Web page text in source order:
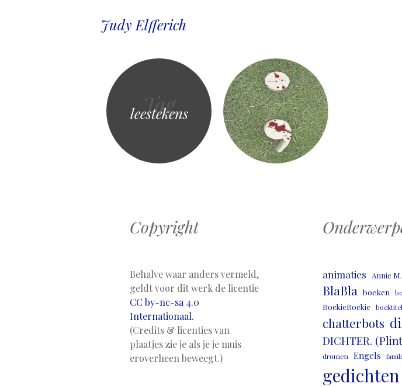
Judy Elfferich
Tag
leestekens
Copyright
Behalve waar anders vermeld,
geldt voor dit werk de licentie
CC by-nc-sa 4.0
Internationaal.
(Credits & licenties van
plaatjes zie je als je je muis
eroverheen beweegt.)
animaties Annie
BlaBla boeken
BoekieBoekie
chatterbots
DICHTER.
dromen Engels
gedichten